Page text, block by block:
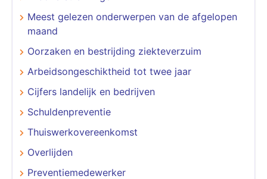
Meest gelezen onderwerpen van de afgelopen
maand
Oorzaken en bestrijding ziekteverzuim
Arbeidsongeschiktheid tot twee jaar
Cijfers landelijk en bedrijven
Schuldenpreventie
Thuiswerkovereenkomst
Overlijden
Preventiemedewerker